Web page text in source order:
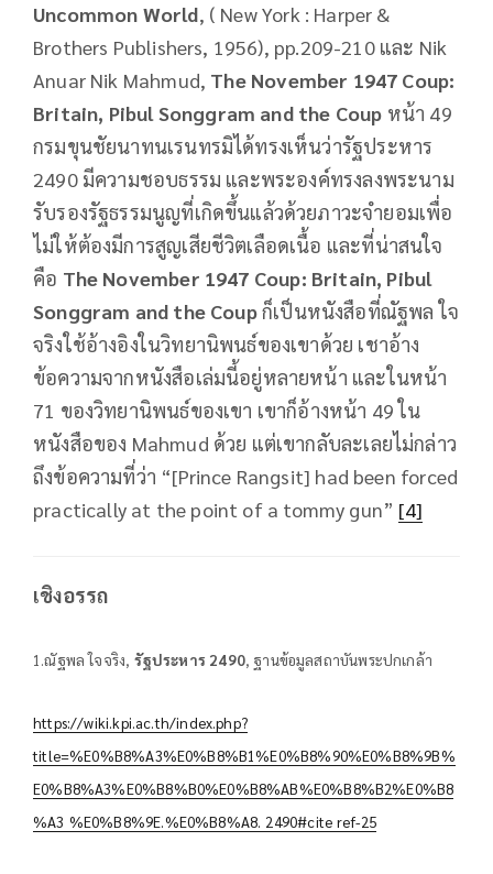
Uncommon World, ( New York : Harper &
Brothers Publishers, 1956), pp.209-210 และ Nik
Anuar Nik Mahmud, The November 1947 Coup:
Britain, Pibul Songgram and the Coup หน้า 49
กรมขุนชัยนาทนเรนทรมิได้ทรงเห็นว่ารัฐประหาร
2490 มีความชอบธรรม และพระองค์ทรงลงพระนาม
รับรองรัฐธรรมนูญที่เกิดขึ้นแล้วด้วยภาวะจำยอมเพื่อ
ไม่ให้ต้องมีการสูญเสียชีวิตเลือดเนื้อ และที่น่าสนใจ
คือ The November 1947 Coup: Britain, Pibul
Songgram and the Coupก็เป็นหนังสือที่ณัฐพล ใจ
จริงใช้อ้างอิงในวิทยานิพนธ์ของเขาด้วย เชาอ้าง
ข้อความจากหนังสือเล่มนี้อยู่หลายหน้า และในหน้า
71 ของวิทยานิพนธ์ของเขา เขาก็อ้างหน้า 49 ใน
หนังสือของ Mahmud ด้วย แต่เขากลับละเลยไม่กล่าว
ถึงข้อความที่ว่า “[Prince Rangsit] had been forced
practically at the point of a tommy gun” [4]
เชิงอรรถ
1.ณัฐพล ใจจริง, รัฐประหาร 2490, ฐานข้อมูลสถาบันพระปกเกล้า
https://wiki.kpi.ac.th/index.php?
title=%E0%B8%A3%E0%B8%B1%E0%B8%90%E0%B8%9B%
E0%B8%A3%E0%B8%B0%E0%B8%AB%E0%B8%B2%E0%B8
%A3_%E0%B8%9E.%E0%B8%A8._2490#cite_ref-25